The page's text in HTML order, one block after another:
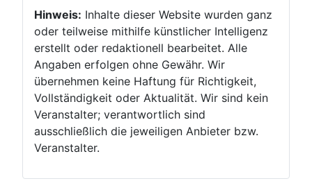
Hinweis: Inhalte dieser Website wurden ganz
oder teilweise mithilfe künstlicher Intelligenz
erstellt oder redaktionell bearbeitet. Alle
Angaben erfolgen ohne Gewähr. Wir
übernehmen keine Haftung für Richtigkeit,
Vollständigkeit oder Aktualität. Wir sind kein
Veranstalter; verantwortlich sind
ausschließlich die jeweiligen Anbieter bzw.
Veranstalter.